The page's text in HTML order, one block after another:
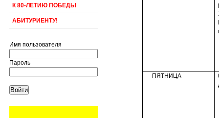
К 80-ЛЕТИЮ ПОБЕДЫ
АБИТУРИЕНТУ!
Имя пользователя
Пароль
ПЯТНИЦА